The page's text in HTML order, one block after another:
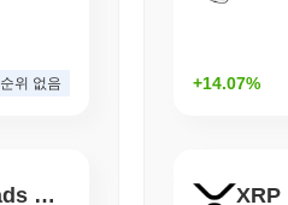
웨스턴 유니
CRYPTO
순위 없음
Squads Token
+14.07%
XRP